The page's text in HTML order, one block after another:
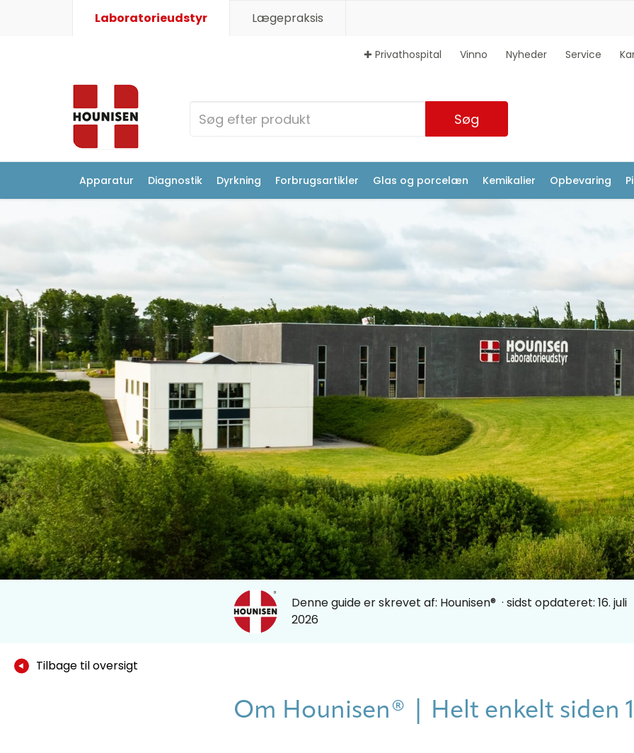
Laboratorieudstyr Lægepraksis
✚ Privathospital Vinno Nyheder Service
Søg
Apparatur Diagnostik Dyrkning Forbrugsartikler Glas og porcelæn Kemikalier Opbevaring
Denne guide er skrevet af: Hounisen® · sidst opdateret: 16. juli
2026
Tilbage til oversigt
Om Hounisen® | Helt enkelt siden